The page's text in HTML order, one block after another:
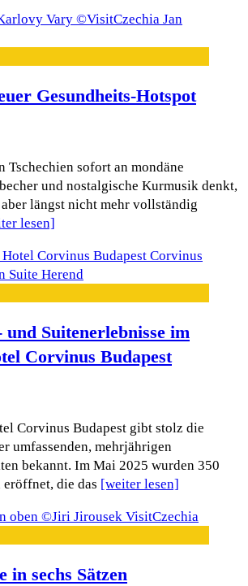
Gesundheits-Hotspot
Tschechien sofort an mondäne
und nostalgische Kurmusik denkt,
längst nicht mehr vollständig
lesen]
und Suitenerlebnisse im
Corvinus Budapest
Corvinus Budapest gibt stolz die
umfassenden, mehrjährigen
bekannt. Im Mai 2025 wurden 350
die das [weiter lesen]
in sechs Sätzen